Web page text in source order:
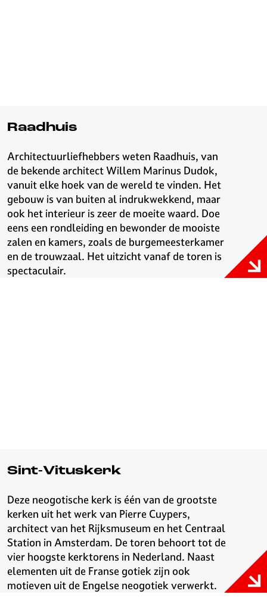
Raadhuis
Architectuurliefhebbers weten Raadhuis, van
de bekende architect Willem Marinus Dudok,
vanuit elke hoek van de wereld te vinden. Het
gebouw is van buiten al indrukwekkend, maar
ook het interieur is zeer de moeite waard. Doe
eens een rondleiding en bewonder de mooiste
zalen en kamers, zoals de burgemeesterkamer
en de trouwzaal. Het uitzicht vanaf de toren is
spectaculair.
Sint-Vituskerk
Deze neogotische kerk is één van de grootste
kerken uit het werk van Pierre Cuypers,
architect van het Rijksmuseum en het Centraal
Station in Amsterdam. De toren behoort tot de
vier hoogste kerktorens in Nederland. Naast
elementen uit de Franse gotiek zijn ook
motieven uit de Engelse neogotiek verwerkt.